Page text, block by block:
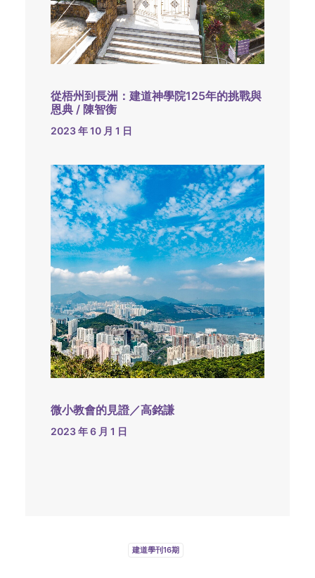
從梧州到長洲：建道神學院125年的挑戰與
恩典 / 陳智衡
2023 年 10 月 1 日
微小教會的見證／高銘謙
2023 年 6 月 1 日
建道學刊16期